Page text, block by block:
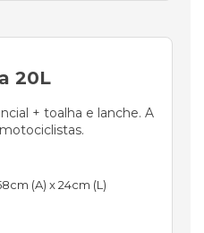
20L
+ toalha e lanche. A
(A) x 24cm (L)